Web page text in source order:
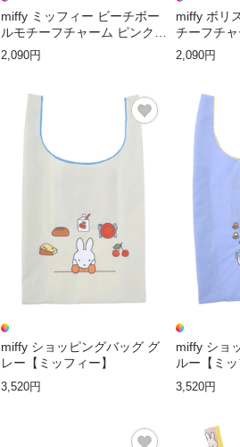
miffy ミッフィー ビーチボー
ルモチーフチャーム ピンク
【ミッフィー】
2,090円
miffy ボリ
チーフチャ
フィー】
2,090円
miffy ショッピングバッグ グ
レー【ミッフィー】
3,520円
miffy ショ
ルー【ミッ
3,520円